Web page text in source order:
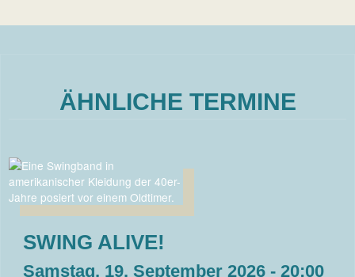
ÄHNLICHE TERMINE
SWING ALIVE!
Samstag, 19. September 2026 - 20:00